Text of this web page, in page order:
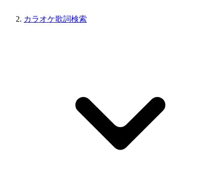
カラオケ歌詞検索